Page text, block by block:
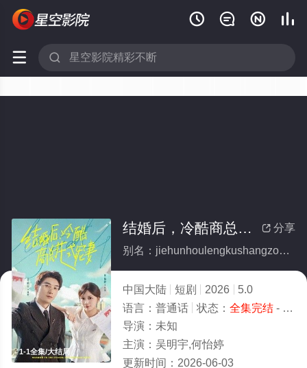
   
 
1-1全集/大结局
 分享
结婚后，冷酷商总花式宠妻(全集)
别名：jiehunhoulengkushangzonghuashichongqi
中国大陆 短剧 2026
5.0
语言： 普通话 状态： 全集完结- 免费在线观看
导演： 未知
主演： 吴明宇,何怡婷
更新时间： 2026-06-03